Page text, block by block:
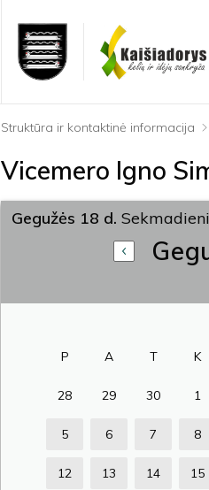
Struktūra ir kontaktinė informacija
Vicemero Igno
Gegužės 18 d.
P A T K
28 29 30 1
5 6 7 8
12 13 14 15